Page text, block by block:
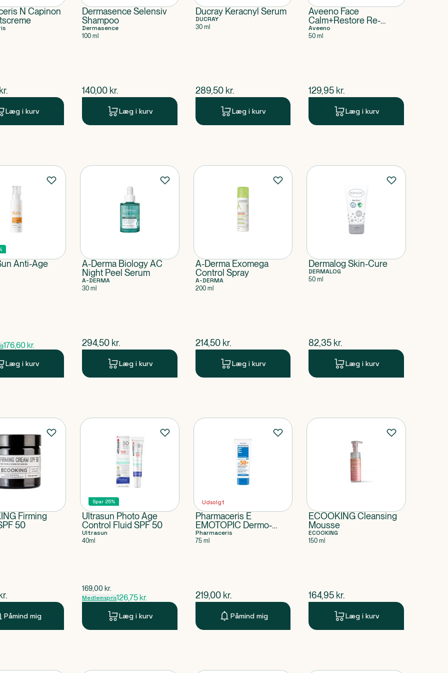
N Capinon
pris
kr.
Læg i kurv
Dermasence Selensiv
Shampoo
Dermasence
100 ml
$nuværende pris
140,00 kr.
Læg i kurv
Ducray Keracnyl Serum
DUCRAY
30 ml
$nuværende pris
289,50 kr.
Læg i kurv
Aveeno Face
Calm+Restore Re-
Hydrating Night Cream
Aveeno
50 ml
$nuværende pris
129,95 kr.
Læg i kurv
Anti-Age
176,60 kr.
Læg i kurv
A-Derma Biology AC
Night Peel Serum
A-DERMA
30 ml
$nuværende pris
294,50 kr.
Læg i kurv
A-Derma Exomega
Control Spray
A-DERMA
200 ml
$nuværende pris
214,50 kr.
Læg i kurv
Dermalog Skin-Cure
DERMALOG
50 ml
$nuværende pris
82,35 kr.
Læg i kurv
Firming
50
pris
kr.
Påmind mig
Spar 25%
Ultrasun Photo Age
Control Fluid SPF 50
Ultrasun
40ml
$gammel pris
169,00 kr.
Medlemspris126,75 kr.
Læg i kurv
Udsolgt
Pharmaceris E
EMOTOPIC Dermo-
beskyttende
mineralcreme med SPF
Pharmaceris
75 ml
$nuværende pris
219,00 kr.
Påmind mig
ECOOKING Cleansing
Mousse
ECOOKING
150 ml
$nuværende pris
164,95 kr.
Læg i kurv